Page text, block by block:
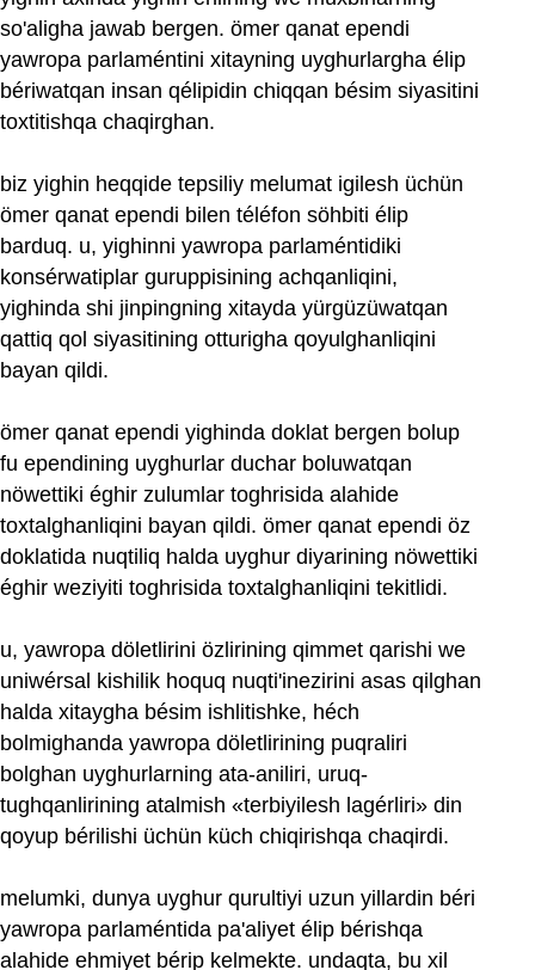
so'aligha jawab bergen. ömer qanat ependi
yawropa parlaméntini xitayning uyghurlargha élip
bériwatqan insan qélipidin chiqqan bésim siyasitini
toxtitishqa chaqirghan.
biz yighin heqqide tepsiliy melumat igilesh üchün
ömer qanat ependi bilen téléfon söhbiti élip
barduq. u, yighinni yawropa parlaméntidiki
konsérwatiplar guruppisining achqanliqini,
yighinda shi jinpingning xitayda yürgüzüwatqan
qattiq qol siyasitining otturigha qoyulghanliqini
bayan qildi.
ömer qanat ependi yighinda doklat bergen bolup
fu ependining uyghurlar duchar boluwatqan
nöwettiki éghir zulumlar toghrisida alahide
toxtalghanliqini bayan qildi. ömer qanat ependi öz
doklatida nuqtiliq halda uyghur diyarining nöwettiki
éghir weziyiti toghrisida toxtalghanliqini tekitlidi.
u, yawropa döletlirini özlirining qimmet qarishi we
uniwérsal kishilik hoquq nuqti'inezirini asas qilghan
halda xitaygha bésim ishlitishke, héch
bolmighanda yawropa döletlirining puqraliri
bolghan uyghurlarning ata-aniliri, uruq-
tughqanlirining atalmish «terbiyilesh lagérliri» din
qoyup bérilishi üchün küch chiqirishqa chaqirdi.
melumki, dunya uyghur qurultiyi uzun yillardin béri
yawropa parlaméntida pa'aliyet élip bérishqa
alahide ehmiyet bérip kelmekte. undaqta, bu xil